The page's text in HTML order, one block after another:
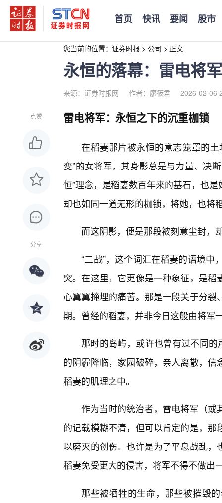
首页 快讯 要闻 股市
您当前的位置： 证券时报 > 公司 > 正文
永恒的落幕：雷电将
来源：证券时报网 作者：廖筱君 2026-02-06
点赞
分享
雷电将军：永恒之下的沉重枷锁
在稻妻那片被永恒的意志笼罩的
变”的女将军，其身影总是与力量、决
恒”理念，是稻妻数百年来的基石，也
却也如同一道无形的枷锁，将她，也将
而这阴影，便是那段被刻意尘封，
“二战”，这个词汇在稻妻的语境
突。在这里，它更像是一种象征，是
心翼翼掩埋的痛苦。那是一段关于分
期。曾经的稻妻，并非今日这般由将军
那时的岛屿，或许也曾有过不同的
的阴霾降临，家园破碎，亲人离散，
稻妻的肌理之中。
作为当时的统治者，雷电将军（或
的记载模糊不清，但可以肯定的是，
以磨灭的创伤。也许是为了平息战乱
稻妻免受更大的侵害，将军不得不做出
那些被牺牲的生命，那些被摧毁